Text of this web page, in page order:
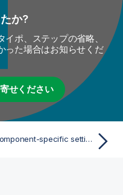
か?
ポ、ステップの省略、
った場合はお知らせくだ
せください
[Component-specific settings] (コンポーネント固有設定) (tKafkaInputAvro用)